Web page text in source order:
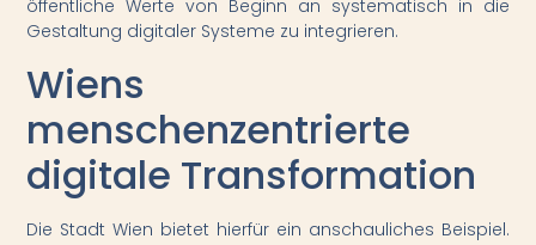
öffentliche Werte von Beginn an systematisch in die
Gestaltung digitaler Systeme zu integrieren.
Wiens
menschenzentrierte
digitale Transformation
Die Stadt Wien bietet hierfür ein anschauliches Beispiel.